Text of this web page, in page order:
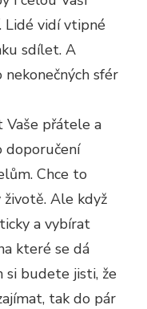
Lidé vidí vtipné
sdílet. A
sfér
Vaše přátele a
doporučení
Chce to
Ale když
a vybírat
které se dá
si budete jisti, že
tak do pár